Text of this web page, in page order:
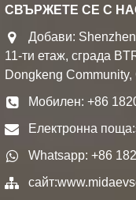
СВЪРЖЕТЕ СЕ С
Добави:
11-ти етаж, сграда
Dongkeng
Мобилен: +86
Електронна поща:
Whatsapp: +86
сайт: